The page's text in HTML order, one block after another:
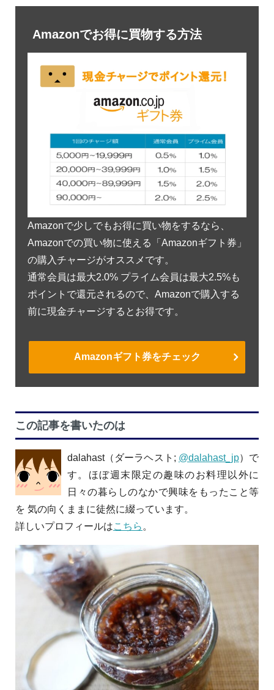
Amazonでお得に買物する方法
Amazonで少しでもお得に買い物をするなら、
Amazonでの買い物に使える「Amazonギフト券」
の購入チャージがオススメです。
通常会員は最大2.0% プライム会員は最大2.5%も
ポイントで還元されるので、Amazonで購入する
前に現金チャージするとお得です。
Amazonギフト券をチェック
この記事を書いたのは
dalahast（ダーラヘスト; @dalahast_jp）で
す。ほぼ週末限定の趣味のお料理以外に
日々の暮らしのなかで興味をもったこと等
を 気の向くままに徒然に綴っています。
詳しいプロフィールはこちら 。